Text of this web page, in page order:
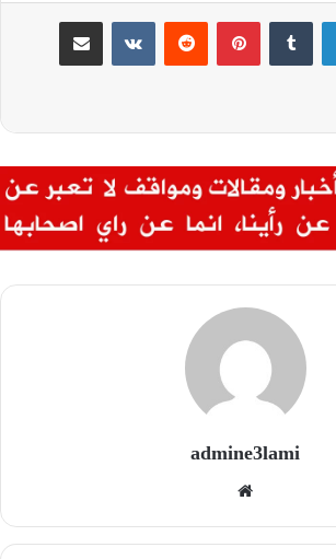
لينكدإن بينتيريست مشاركة عبر البريد
admine3lami